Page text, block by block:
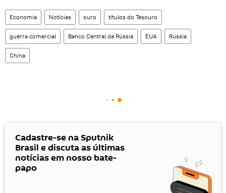
Economia Notícias ouro títulos do Tesouro
guerra comercial Banco Central da Rússia EUA Rússia
China
Cadastre-se na Sputnik
Brasil e discuta as últimas
notícias em nosso bate-
papo